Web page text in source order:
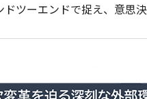
ツーエンドで捉え、意思